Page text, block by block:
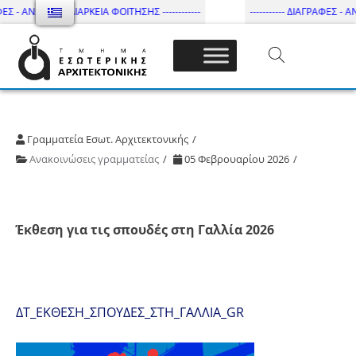
- ΑΝΩΤΑΤΗ ΔΙΑΡΚΕΙΑ ΦΟΙΤΗΣΗΣ ------------ ----------- ΔΙΑΓΡΑΦΕΣ -
Τμήμα Εσωτ. Αρχιτεκτονικής – ΔΙ.ΠΑ.Ε
Γραμματεία Εσωτ. Αρχιτεκτονικής
Ανακοινώσεις γραμματείας
05 Φεβρουαρίου 2026
Έκθεση για τις σπουδές στη Γαλλία 2026
ΔΤ_ΕΚΘΕΣΗ_ΣΠΟΥΔΕΣ_ΣΤΗ_ΓΑΛΛΙΑ_GR